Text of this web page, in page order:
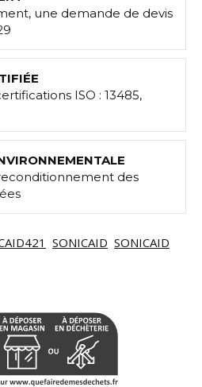
une demande de devis
ISO : 13485,
des
SONICAID SONICAID